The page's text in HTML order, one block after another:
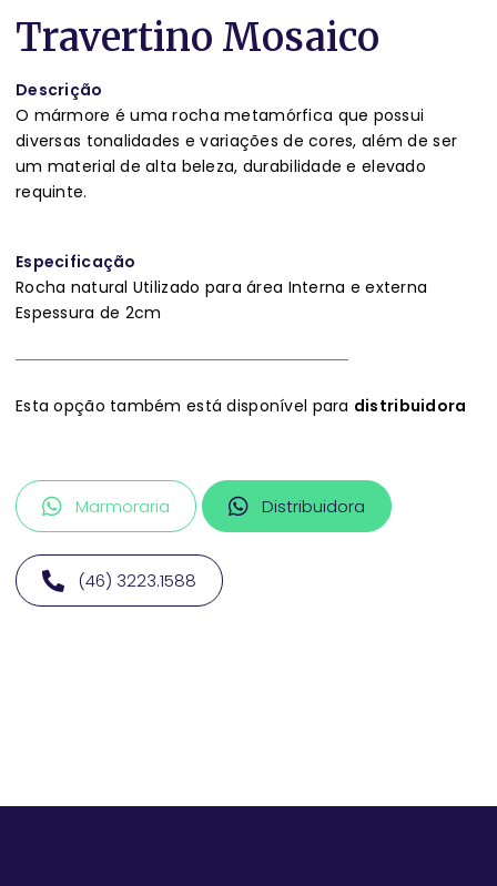
Travertino Mosaico
Descrição
O mármore é uma rocha metamórfica que possui
diversas tonalidades e variações de cores, além de ser
um material de alta beleza, durabilidade e elevado
requinte.
Especificação
Rocha natural Utilizado para área Interna e externa
Espessura de 2cm
Esta opção também está disponível para distribuidora
Marmoraria Distribuidora
(46) 3223.1588